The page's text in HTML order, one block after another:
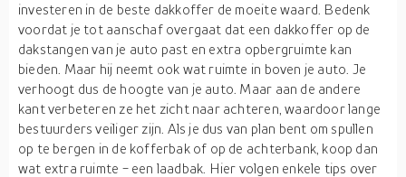
investeren in de beste dakkoffer de moeite waard. Bedenk
voordat je tot aanschaf overgaat dat een dakkoffer op de
dakstangen van je auto past en extra opbergruimte kan
bieden. Maar hij neemt ook wat ruimte in boven je auto. Je
verhoogt dus de hoogte van je auto. Maar aan de andere
kant verbeteren ze het zicht naar achteren, waardoor lange
bestuurders veiliger zijn. Als je dus van plan bent om spullen
op te bergen in de kofferbak of op de achterbank, koop dan
wat extra ruimte - een laadbak. Hier volgen enkele tips over